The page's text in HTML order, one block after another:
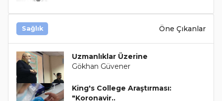
Sağlık Öne Çıkanlar
Uzmanlıklar Üzerine
Gökhan Güvener
King's College Araştırması:
"Koronavir..